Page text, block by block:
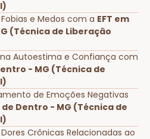
e Medos com a EFT em
(Técnica de Liberação
Autoestima e Confiança com
- MG (Técnica de
de Emoções Negativas
de Dentro - MG (Técnica de
Crônicas Relacionadas ao